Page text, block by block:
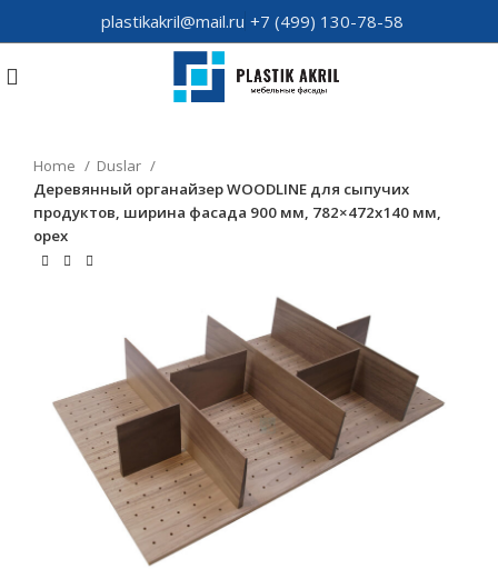
plastikakril@mail.ru +7 (499) 130-78-58
Home
Duslar
Деревянный органайзер WOODLINE для сыпучих
продуктов, ширина фасада 900 мм, 782×472х140 мм,
орех